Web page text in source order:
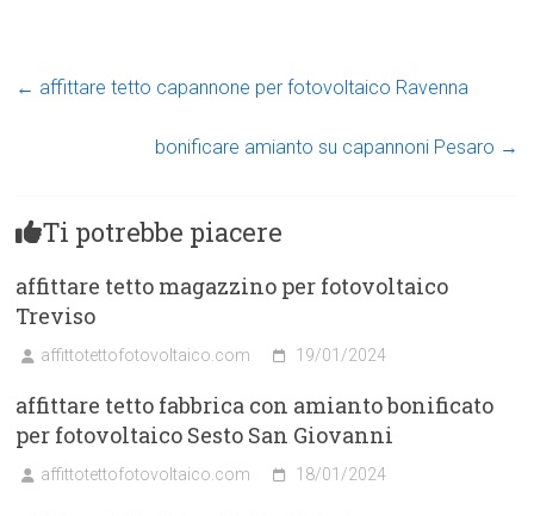
← affittare tetto capannone per fotovoltaico Ravenna
bonificare amianto su capannoni Pesaro →
Ti potrebbe piacere
affittare tetto magazzino per fotovoltaico
Treviso
affittotettofotovoltaico.com 19/01/2024
affittare tetto fabbrica con amianto bonificato
per fotovoltaico Sesto San Giovanni
affittotettofotovoltaico.com 18/01/2024